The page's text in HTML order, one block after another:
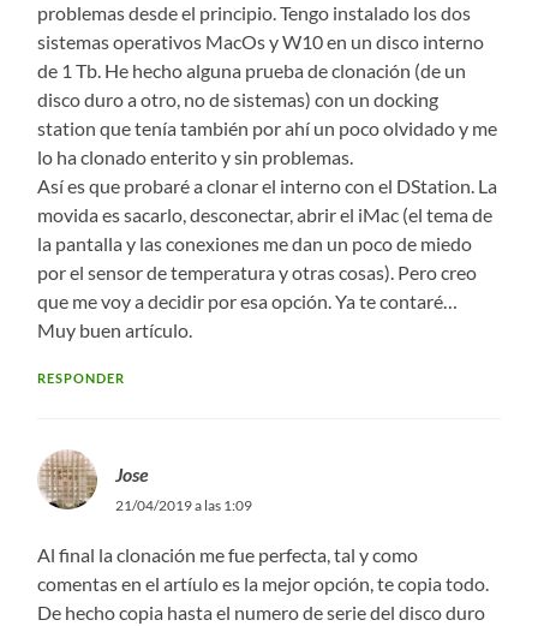
problemas desde el principio. Tengo instalado los dos
sistemas operativos MacOs y W10 en un disco interno
de 1 Tb. He hecho alguna prueba de clonación (de un
disco duro a otro, no de sistemas) con un docking
station que tenía también por ahí un poco olvidado y me
lo ha clonado enterito y sin problemas.
Así es que probaré a clonar el interno con el DStation. La
movida es sacarlo, desconectar, abrir el iMac (el tema de
la pantalla y las conexiones me dan un poco de miedo
por el sensor de temperatura y otras cosas). Pero creo
que me voy a decidir por esa opción. Ya te contaré…
Muy buen artículo.
RESPONDER
Jose
21/04/2019 a las 1:09
Al final la clonación me fue perfecta, tal y como
comentas en el artíulo es la mejor opción, te copia todo.
De hecho copia hasta el numero de serie del disco duro